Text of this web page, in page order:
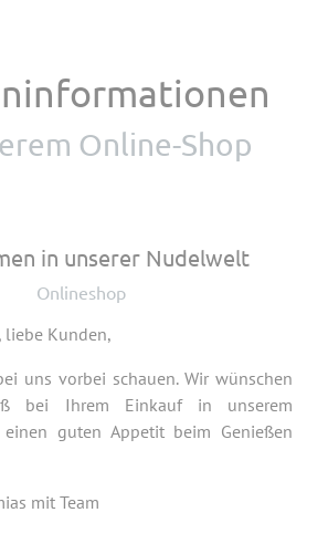
Online-Shop
in unserer Nudelwelt
Onlineshop
liebe Kunden,
uns vorbei schauen. Wir wünschen
bei Ihrem Einkauf in unserem
guten Appetit beim Genießen
mit Team